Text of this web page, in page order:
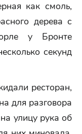
как смоль,
дерева с
у Бронте
секунд
ресторан,
для разговора
улицу рука об